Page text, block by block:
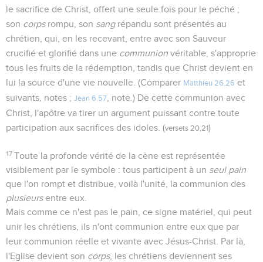
le sacrifice de Christ, offert une seule fois pour le péché ;
son corpsrompu, son sangrépandu sont présentés au
chrétien, qui, en les recevant, entre avec son Sauveur
crucifié et glorifié dans une communion véritable, s'approprie
tous les fruits de la rédemption, tandis que Christ devient en
lui la source d'une vie nouvelle. (Comparer Matthieu 26.26 et
suivants, notes ; Jean 6.57
, note.) De cette communion avec
Christ, l'apôtre va tirer un argument puissant contre toute
participation aux sacrifices des idoles. (versets 20,21)
17 Toute la profonde vérité de la cène est représentée
visiblement par le symbole : tous participent à un seul pain
que l'on rompt et distribue, voilà l'unité, la communion des
plusieursentre eux.
Mais comme ce n'est pas le pain, ce signe matériel, qui peut
unir les chrétiens, ils n'ont communion entre eux que par
leur communion réelle et vivante avec Jésus-Christ. Par là,
l'Eglise devient son corps, les chrétiens deviennent ses